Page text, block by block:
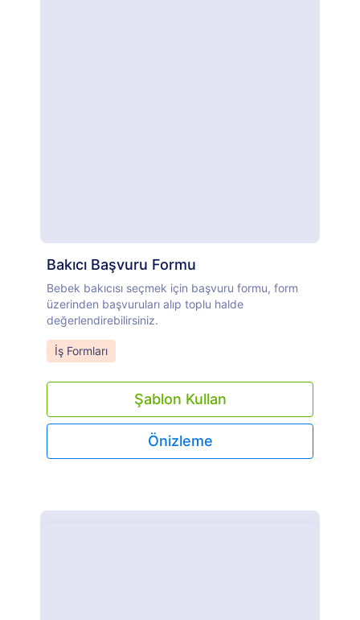
Bakıcı Başvuru Formu
Bebek bakıcısı seçmek için başvuru formu, form
üzerinden başvuruları alıp toplu halde
değerlendirebilirsiniz.
Go to Category:
İş Formları
Şablon Kullan
Önizleme